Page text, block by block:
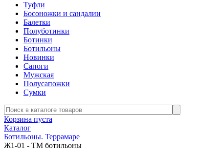
Туфли
Босоножки и сандалии
Балетки
Полуботинки
Ботинки
Ботильоны
Новинки
Сапоги
Мужская
Полусапожки
Сумки
Корзина пуста
Каталог
Ботильоны. Террамаре
Ж1-01 - ТМ ботильоны